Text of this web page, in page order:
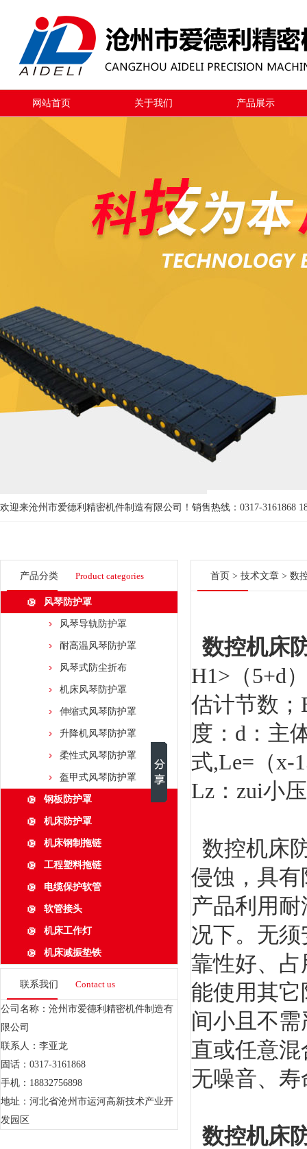
网站首页 关于我们 产品展示
欢迎来沧州市爱德利精密机件制造有限公司！ 销售热线：0317-3161868
产品分类 Product categories
风琴防护罩
风琴导轨防护罩
耐高温风琴防护罩
风琴式防尘折布
机床风琴防护罩
伸缩式风琴防护罩
升降机风琴防护罩
柔性式风琴防护罩
盔甲式风琴防护罩
钢板防护罩
机床防护罩
机床钢制拖链
工程塑料拖链
电缆保护软管
软管接头
机床工作灯
机床减振垫铁
联系我们 Contact us
公司名称：沧州市爱德利精密机件制造有
限公司
联系人：李亚龙
固话：0317-3161868
手机：18832756898
地址：河北省沧州市运河高新技术产业开
发园区
首页 > 技术文章 > 数
数控机床
H1>（5+d
估计节数；
度：d：主
式,Le=（x-
Lz：zui小
数控机床
侵蚀，具
产品利用
况下。无
靠性好、
能使用其
间小且不
直或任意
无噪音、
数控机床